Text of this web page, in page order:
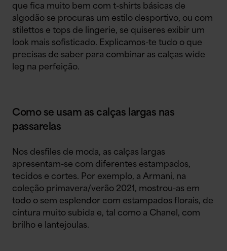
que fica muito bem com t-shirts básicas de
algodão se procuras um estilo desportivo, ou com
stilettos e tops de lingerie, se quiseres exibir um
look mais sofisticado. Explicamos-te tudo o que
precisas de saber para combinar as calças wide
leg na perfeição.
Como se usam as calças largas nas
passarelas
Nos desfiles de moda, as calças largas
apresentam-se com diferentes estampados,
tecidos e cortes. Por exemplo, a Armani, na
coleção primavera/verão 2021, mostrou-as em
todo o sem esplendor com estampados florais, de
cintura muito subida e, tal como a Chanel, com
brilho e lantejoulas.